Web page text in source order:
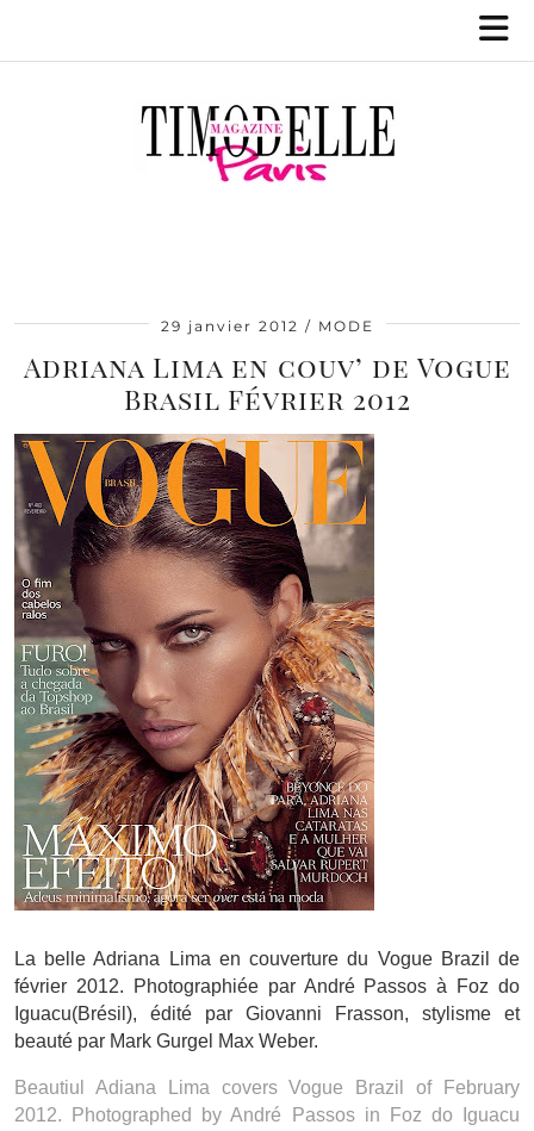
29 janvier 2012 MODE
Adriana Lima en couv’ de Vogue
Brasil Février 2012
La belle Adriana Lima en couverture du Vogue Brazil de
février 2012. Photographiée par André Passos à Foz do
Iguacu(Brésil), édité par Giovanni Frasson, stylisme et
beauté par Mark Gurgel Max Weber.
Beautiul Adiana Lima covers Vogue Brazil of February
2012. Photographed by André Passos in Foz do Iguacu